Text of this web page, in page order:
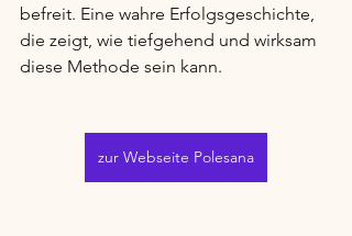
befreit. Eine wahre Erfolgsgeschichte,
die zeigt, wie tiefgehend und wirksam
diese Methode sein kann.
zur Webseite Polesana